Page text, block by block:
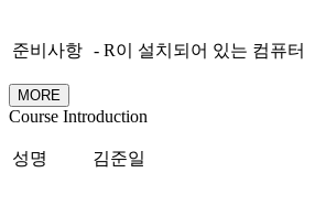
준비사항 - R이 설치되어 있는 컴퓨터
MORE
Course Introduction
성명 김준일